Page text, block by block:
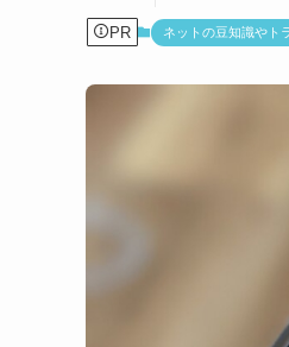
PR ネットの豆知識やト